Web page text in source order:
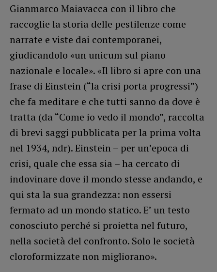
Gianmarco Maiavacca con il libro che
raccoglie la storia delle pestilenze come
narrate e viste dai contemporanei,
giudicandolo «un unicum sul piano
nazionale e locale». «Il libro si apre con una
frase di Einstein (“la crisi porta progressi”)
che fa meditare e che tutti sanno da dove è
tratta (da “Come io vedo il mondo”, raccolta
di brevi saggi pubblicata per la prima volta
nel 1934, ndr). Einstein – per un’epoca di
crisi, quale che essa sia – ha cercato di
indovinare dove il mondo stesse andando, e
qui sta la sua grandezza: non essersi
fermato ad un mondo statico. E’ un testo
conosciuto perché si proietta nel futuro,
nella società del confronto. Solo le società
cloroformizzate non migliorano».